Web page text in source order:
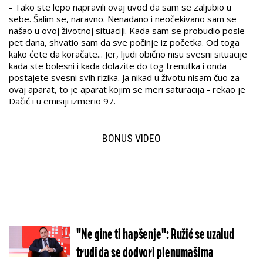
- Tako ste lepo napravili ovaj uvod da sam se zaljubio u
sebe. Šalim se, naravno. Nenadano i neočekivano sam se
našao u ovoj životnoj situaciji. Kada sam se probudio posle
pet dana, shvatio sam da sve počinje iz početka. Od toga
kako ćete da koračate... Jer, ljudi obično nisu svesni situacije
kada ste bolesni i kada dolazite do tog trenutka i onda
postajete svesni svih rizika. Ja nikad u životu nisam čuo za
ovaj aparat, to je aparat kojim se meri saturacija - rekao je
Dačić i u emisiji izmerio 97.
BONUS VIDEO
"Ne gine ti hapšenje": Ružić se uzalud
trudi da se dodvori plenumašima